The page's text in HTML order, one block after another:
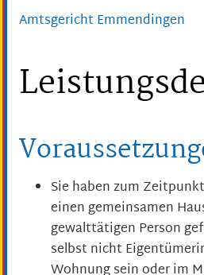
Amtsgericht Emmendingen
Sie haben zum
einen gemeinsamen
gewalttätigen Person
selbst nicht